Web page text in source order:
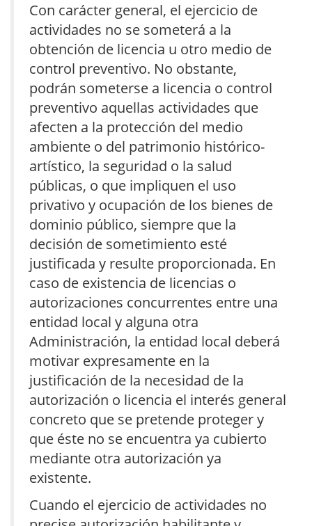
Con carácter general, el ejercicio de
actividades no se someterá a la
obtención de licencia u otro medio de
control preventivo. No obstante,
podrán someterse a licencia o control
preventivo aquellas actividades que
afecten a la protección del medio
ambiente o del patrimonio histórico-
artístico, la seguridad o la salud
públicas, o que impliquen el uso
privativo y ocupación de los bienes de
dominio público, siempre que la
decisión de sometimiento esté
justificada y resulte proporcionada. En
caso de existencia de licencias o
autorizaciones concurrentes entre una
entidad local y alguna otra
Administración, la entidad local deberá
motivar expresamente en la
justificación de la necesidad de la
autorización o licencia el interés general
concreto que se pretende proteger y
que éste no se encuentra ya cubierto
mediante otra autorización ya
existente.
Cuando el ejercicio de actividades no